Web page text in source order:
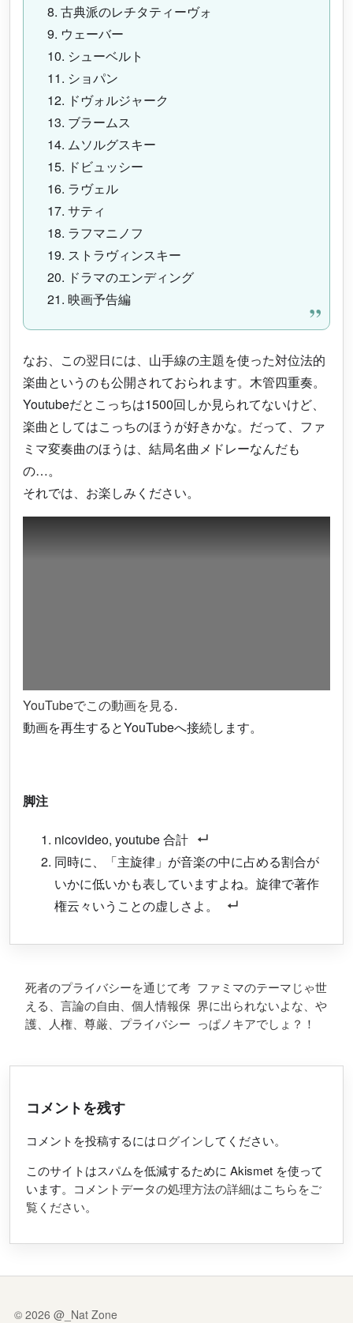
8. 古典派のレチタティーヴォ
9. ウェーバー
10. シューベルト
11. ショパン
12. ドヴォルジャーク
13. ブラームス
14. ムソルグスキー
15. ドビュッシー
16. ラヴェル
17. サティ
18. ラフマニノフ
19. ストラヴィンスキー
20. ドラマのエンディング
21. 映画予告編
なお、この翌日には、山手線の主題を使った対位法的
楽曲というのも公開されておられます。木管四重奏。
Youtubeだとこっちは1500回しか見られてないけど、
楽曲としてはこっちのほうが好きかな。だって、ファ
ミマ変奏曲のほうは、結局名曲メドレーなんだも
の…。
それでは、お楽しみください。
YouTubeでこの動画を見る.
動画を再生するとYouTubeへ接続します。
脚注
nicovideo, youtube 合計
同時に、「主旋律」が音楽の中に占める割合が
いかに低いかも表していますよね。旋律で著作
権云々いうことの虚しさよ。
投稿ナビゲーション
死者のプライバシーを通じて考
える、言論の自由、個人情報保
護、人権、尊厳、プライバシー
ファミマのテーマじゃ世
界に出られないよな、や
っぱノキアでしょ？！
コメントを残す
コメントを投稿するにはログインしてください。
このサイトはスパムを低減するために Akismet を使って
います。 コメントデータの処理方法の詳細はこちらをご
覧ください。
© 2026 @_Nat Zone